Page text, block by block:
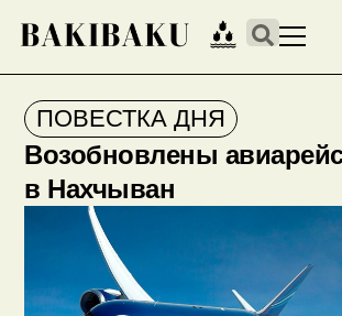
ПОВЕСТКА ДНЯ
Возобновлены
в Нахчыван